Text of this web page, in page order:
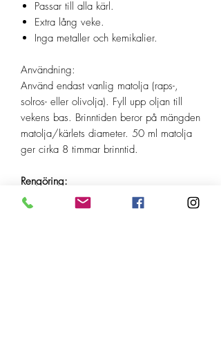
Passar till alla kärl.
Extra lång veke.
Inga metaller och kemikalier.
Användning:
Använd endast vanlig matolja (raps-,
solros- eller olivolja). Fyll upp oljan till
vekens bas. Brinntiden beror på mängden
matolja/kärlets diameter. 50 ml matolja
ger cirka 8 timmar brinntid.
Rengöring:
Använd bomullsvadd med lite olja. Ej
vatten!